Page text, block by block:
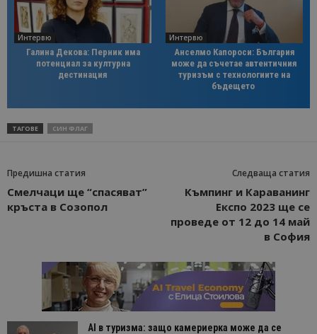
Интервю
Галина Декова: Перник има
потенциал за културна
дестинация
Интервю
Анселмо Капороси: България
може да съчетае автентичния
туризъм с технологиите на
бъдещето
ТАГОВЕ СИН ФЛАГ
Предишна статия
Смелчаци ще “спасяват”
кръста в Созопол
Следваща статия
Къмпинг и Караванинг
Експо 2023 ще се
проведе от 12 до 14 май
в София
AI в туризма: защо камериерка може да се